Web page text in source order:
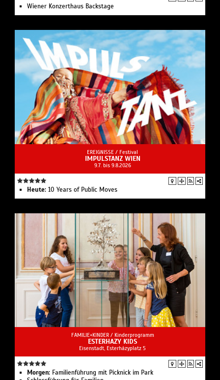
Wiener Konzerthaus Backstage
EREIGNISSE / Festival
IMPULSTANZ WIEN
9.7. bis 9.8.2026
Heute: 10 Years of Public Moves
FAMILIE+KINDER / Kinderprogramm
ESTERHAZY KIDS
Eisenstadt, Esterházyplatz 5
Morgen: Familienführung mit Picknick im Park